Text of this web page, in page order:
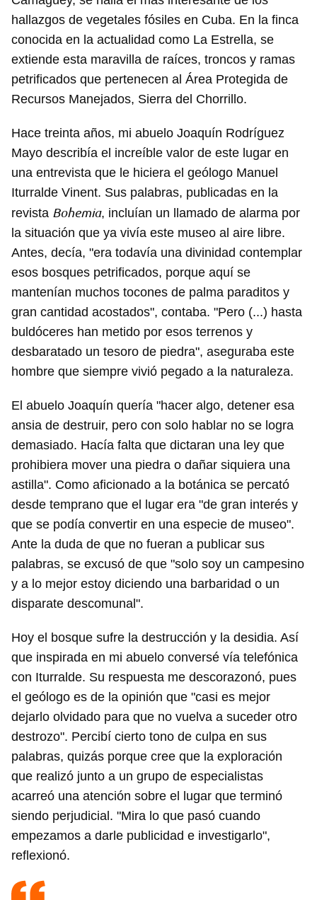
hallazgos de vegetales fósiles en Cuba. En la finca
conocida en la actualidad como La Estrella, se
extiende esta maravilla de raíces, troncos y ramas
petrificados que pertenecen al Área Protegida de
Recursos Manejados, Sierra del Chorrillo.
Hace treinta años, mi abuelo Joaquín Rodríguez
Mayo describía el increíble valor de este lugar en
una entrevista que le hiciera el geólogo Manuel
Iturralde Vinent. Sus palabras, publicadas en la
revista Bohemia, incluían un llamado de alarma por
la situación que ya vivía este museo al aire libre.
Antes, decía, "era todavía una divinidad contemplar
esos bosques petrificados, porque aquí se
mantenían muchos tocones de palma paraditos y
gran cantidad acostados", contaba. "Pero (...) hasta
buldóceres han metido por esos terrenos y
desbaratado un tesoro de piedra", aseguraba este
hombre que siempre vivió pegado a la naturaleza.
El abuelo Joaquín quería "hacer algo, detener esa
ansia de destruir, pero con solo hablar no se logra
demasiado. Hacía falta que dictaran una ley que
prohibiera mover una piedra o dañar siquiera una
astilla". Como aficionado a la botánica se percató
desde temprano que el lugar era "de gran interés y
que se podía convertir en una especie de museo".
Ante la duda de que no fueran a publicar sus
palabras, se excusó de que "solo soy un campesino
y a lo mejor estoy diciendo una barbaridad o un
disparate descomunal".
Hoy el bosque sufre la destrucción y la desidia. Así
que inspirada en mi abuelo conversé vía telefónica
con Iturralde. Su respuesta me descorazonó, pues
el geólogo es de la opinión que "casi es mejor
dejarlo olvidado para que no vuelva a suceder otro
destrozo". Percibí cierto tono de culpa en sus
palabras, quizás porque cree que la exploración
que realizó junto a un grupo de especialistas
acarreó una atención sobre el lugar que terminó
siendo perjudicial. "Mira lo que pasó cuando
empezamos a darle publicidad e investigarlo",
reflexionó.